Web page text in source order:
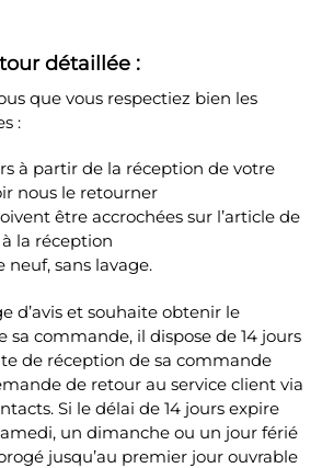
détaillée :
que vous respectiez bien les
:
à partir de la réception de votre
nous le retourner
être accrochées sur l’article de
la réception
neuf, sans lavage.
d’avis et souhaite obtenir le
commande, il dispose de 14 jours
de réception de sa commande
de retour au service client via
Si le délai de 14 jours expire
un dimanche ou un jour férié
jusqu’au premier jour ouvrable